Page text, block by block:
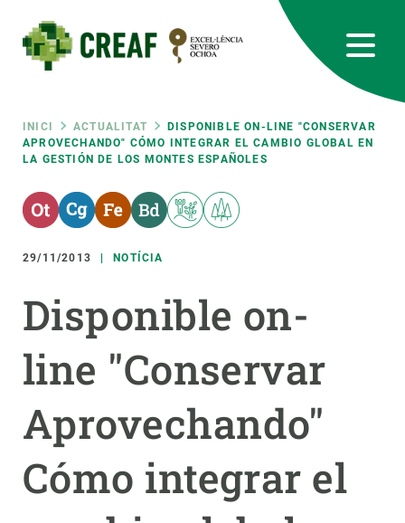
contingut
Fil
d'ariadna
INICI ACTUALITAT
DISPONIBLE ON-LINE "CONSERVAR
APROVECHANDO" CÓMO INTEGRAR EL CAMBIO GLOBAL EN
LA GESTIÓN DE LOS MONTES ESPAÑOLES
29/11/2013 NOTÍCIA
Disponible on-
line "Conservar
Aprovechando"
Cómo integrar el
RRSS
Featured
responsive
Responsive
menu
RECERCA
CIÈNCIA EN ACCIÓ
PARTICIPA
NOTÍCIES I AGENDA